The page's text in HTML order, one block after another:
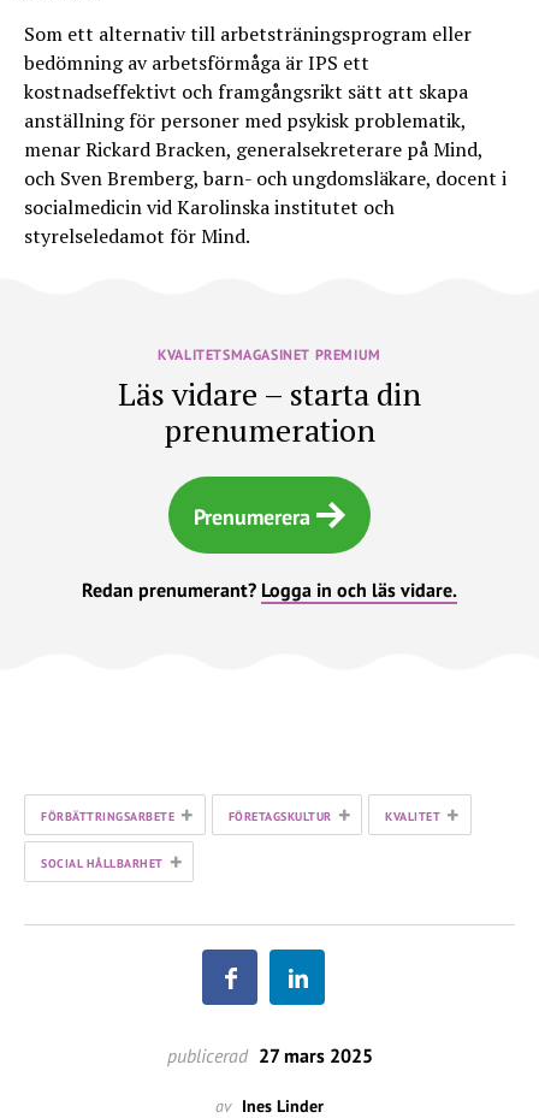
Som ett alternativ till arbetsträningsprogram eller
bedömning av arbetsförmåga är IPS ett
kostnadseffektivt och framgångsrikt sätt att skapa
anställning för personer med psykisk problematik,
menar Rickard Bracken, generalsekreterare på Mind,
och Sven Bremberg, barn- och ungdomsläkare, docent i
socialmedicin vid Karolinska institutet och
styrelseledamot för Mind.
KVALITETSMAGASINET PREMIUM
Läs vidare – starta din
prenumeration
Prenumerera
Redan prenumerant? Logga in och läs vidare.
FÖRBÄTTRINGSARBETE + FÖRETAGSKULTUR + KVALITET +
SOCIAL HÅLLBARHET +
publicerad 27 mars 2025
av Ines Linder